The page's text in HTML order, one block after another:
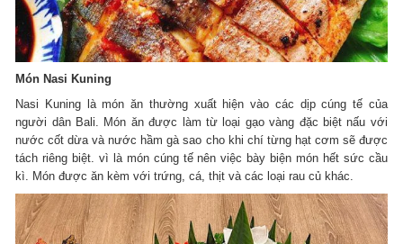
Món Nasi Kuning
Nasi Kuning là món ăn thường xuất hiện vào các dịp cúng tế của
người dân Bali. Món ăn được làm từ loại gạo vàng đặc biệt nấu với
nước cốt dừa và nước hầm gà sao cho khi chí từng hạt cơm sẽ được
tách riêng biệt. vì là món cúng tế nên việc bày biện món hết sức cầu
kì. Món được ăn kèm với trứng, cá, thịt và các loại rau củ khác.